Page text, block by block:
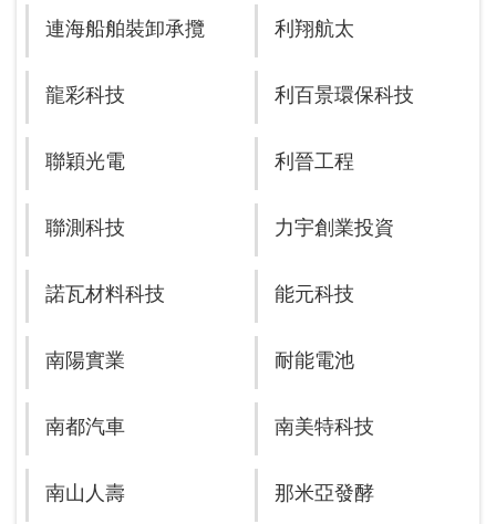
連海船舶裝卸承攬 利翔航太
龍彩科技 利百景環保科技
聯穎光電 利晉工程
聯測科技 力宇創業投資
諾瓦材料科技 能元科技
南陽實業 耐能電池
南都汽車 南美特科技
南山人壽 那米亞發酵